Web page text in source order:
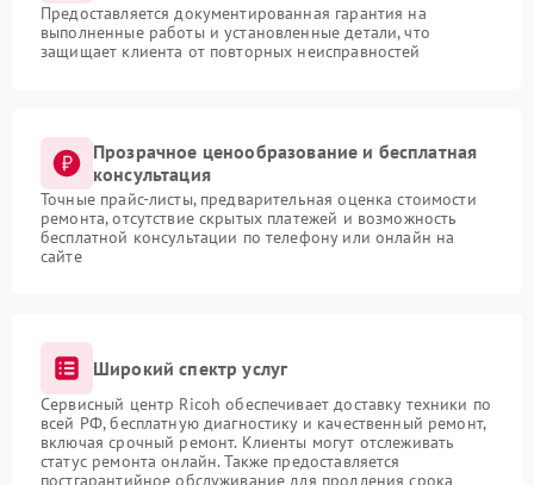
Предоставляется документированная гарантия на
выполненные работы и установленные детали, что
защищает клиента от повторных неисправностей
Прозрачное ценообразование и бесплатная
консультация
Точные прайс-листы, предварительная оценка стоимости
ремонта, отсутствие скрытых платежей и возможность
бесплатной консультации по телефону или онлайн на
сайте
Широкий спектр услуг
Сервисный центр Ricoh обеспечивает доставку техники по
всей РФ, бесплатную диагностику и качественный ремонт,
включая срочный ремонт. Клиенты могут отслеживать
статус ремонта онлайн. Также предоставляется
постгарантийное обслуживание для продления срока